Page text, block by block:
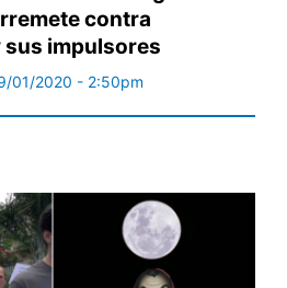
contra
impulsores
01/2020 - 2:50pm